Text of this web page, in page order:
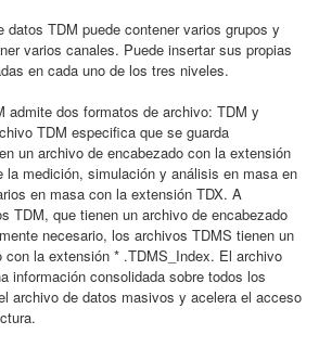
datos TDM puede contener varios grupos y
varios canales. Puede insertar sus propias
en cada uno de los tres niveles.
admite dos formatos de archivo: TDM y
TDM especifica que se guarda
un archivo de encabezado con la extensión
la medición, simulación y análisis en masa en
en masa con la extensión TDX. A
TDM, que tienen un archivo de encabezado
necesario, los archivos TDMS tienen un
con la extensión * .TDMS_Index. El archivo
información consolidada sobre todos los
archivo de datos masivos y acelera el acceso